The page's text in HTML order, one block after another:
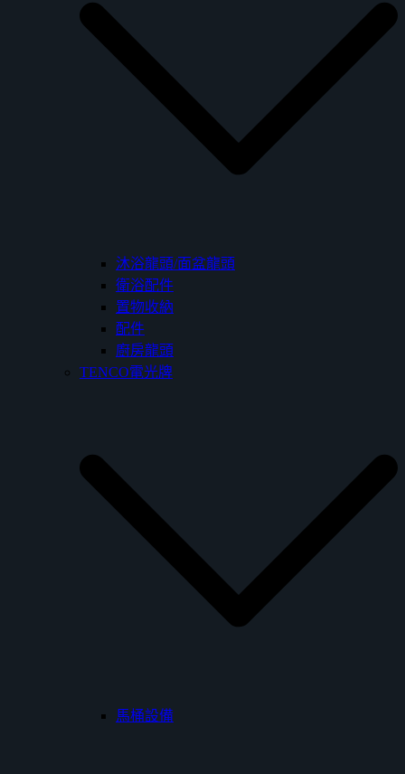
沐浴龍頭/面盆龍頭
衛浴配件
置物收納
配件
廚房龍頭
TENCO電光牌
馬桶設備